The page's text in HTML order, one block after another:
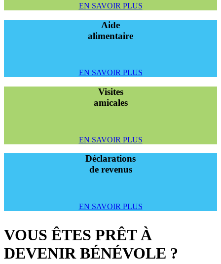
EN SAVOIR PLUS
Aide
alimentaire
EN SAVOIR PLUS
Visites
amicales
EN SAVOIR PLUS
Déclarations
de revenus
EN SAVOIR PLUS
VOUS ÊTES PRÊT À
DEVENIR BÉNÉVOLE ?